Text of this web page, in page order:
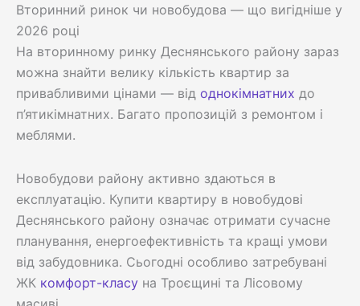
Вторинний ринок чи новобудова — що вигідніше у
2026 році
На вторинному ринку Деснянського району зараз
можна знайти велику кількість квартир за
привабливими цінами — від однокімнатних до
п’ятикімнатних. Багато пропозицій з ремонтом і
меблями.
Новобудови району активно здаються в
експлуатацію. Купити квартиру в новобудові
Деснянського району означає отримати сучасне
планування, енергоефективність та кращі умови
від забудовника. Сьогодні особливо затребувані
ЖК комфорт-класу на Троєщині та Лісовому